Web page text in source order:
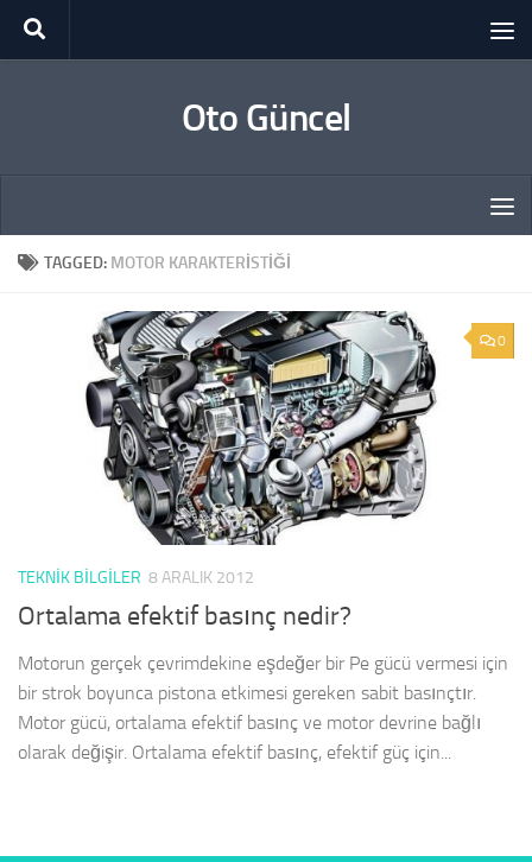
Skip to content
Oto Güncel
TAGGED: MOTOR KARAKTERISTIĞI
0
TEKNIK BILGILER 8 ARALIK 2012
Ortalama efektif basınç nedir?
Motorun gerçek çevrimdekine eşdeğer bir Pe gücü vermesi için
bir strok boyunca pistona etkimesi gereken sabit basınçtır.
Motor gücü, ortalama efektif basınç ve motor devrine bağlı
olarak değişir. Ortalama efektif basınç, efektif güç için...